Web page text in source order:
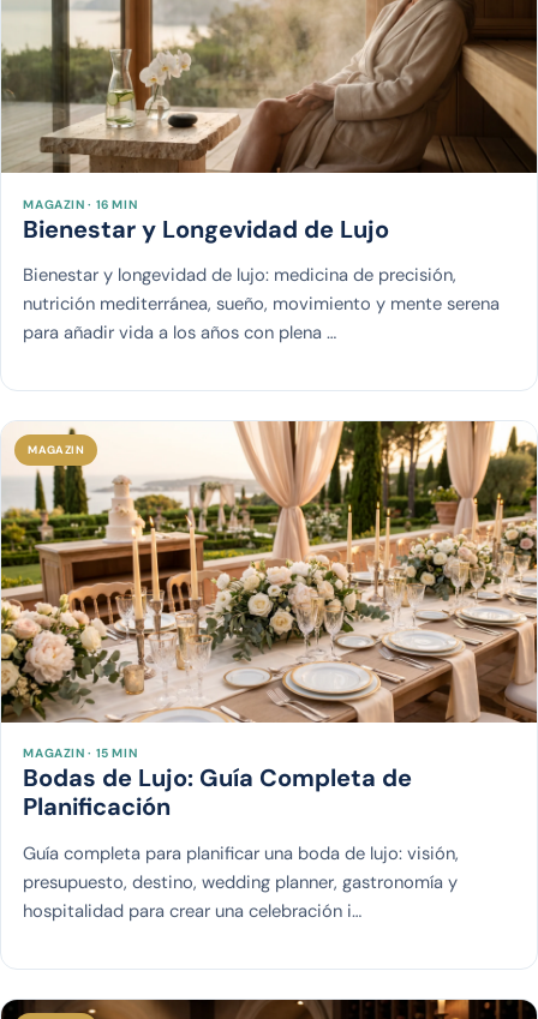
MAGAZIN · 16 MIN
Bienestar y Longevidad de Lujo
Bienestar y longevidad de lujo: medicina de precisión,
nutrición mediterránea, sueño, movimiento y mente serena
para añadir vida a los años con plena …
MAGAZIN
MAGAZIN · 15 MIN
Bodas de Lujo: Guía Completa de
Planificación
Guía completa para planificar una boda de lujo: visión,
presupuesto, destino, wedding planner, gastronomía y
hospitalidad para crear una celebración i…